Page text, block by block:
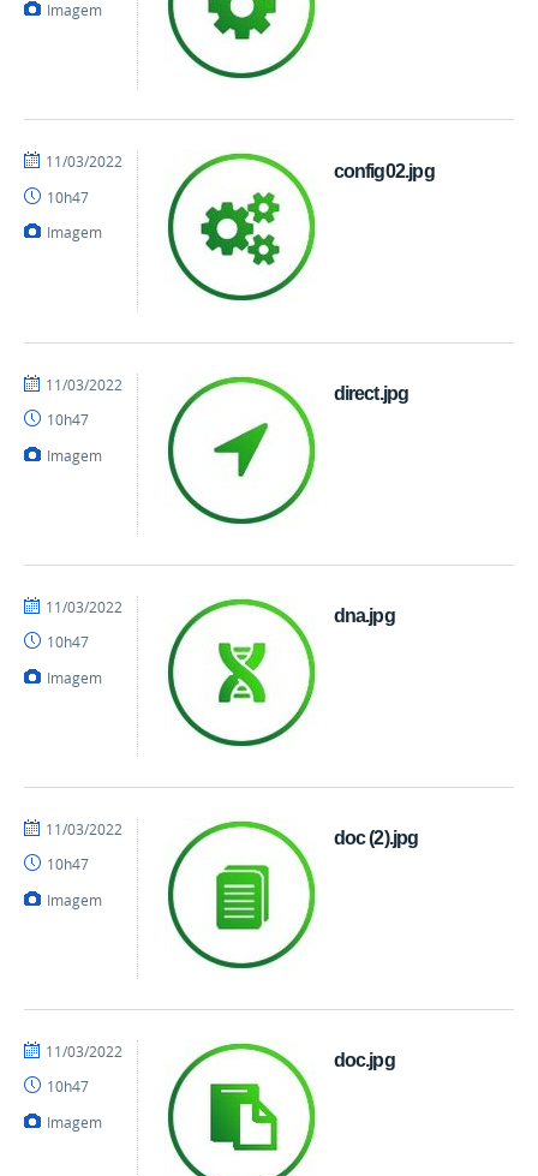
Imagem
config02.jpg
por
publicado
11/03/2022
10h47
Imagem
direct.jpg
por
publicado
11/03/2022
10h47
Imagem
dna.jpg
por
publicado
11/03/2022
10h47
Imagem
doc (2).jpg
por
publicado
11/03/2022
10h47
Imagem
doc.jpg
por
publicado
11/03/2022
10h47
Imagem